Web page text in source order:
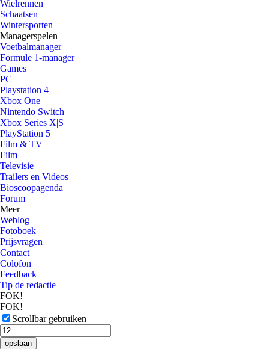
Wielrennen
Schaatsen
Wintersporten
Managerspelen
Voetbalmanager
Formule 1-manager
Games
PC
Playstation 4
Xbox One
Nintendo Switch
Xbox Series X|S
PlayStation 5
Film & TV
Film
Televisie
Trailers en Videos
Bioscoopagenda
Forum
Meer
Weblog
Fotoboek
Prijsvragen
Contact
Colofon
Feedback
Tip de redactie
FOK!
FOK!
Scrollbar gebruiken
opslaan